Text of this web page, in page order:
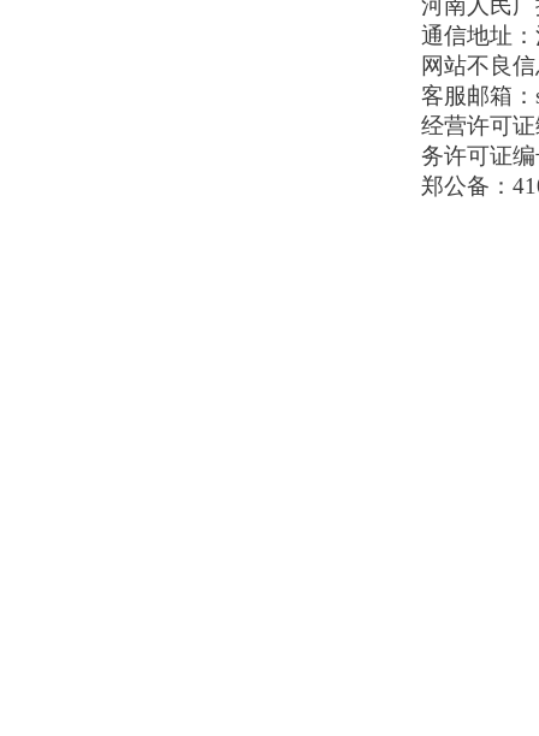
河南人民
通信地址：
网站不良
客服邮箱：
经营许可
务许可证
郑公备：